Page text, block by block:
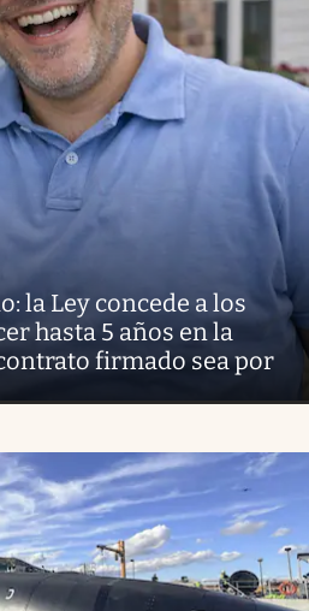
la Ley concede a los
hasta 5 años en la
firmado sea por